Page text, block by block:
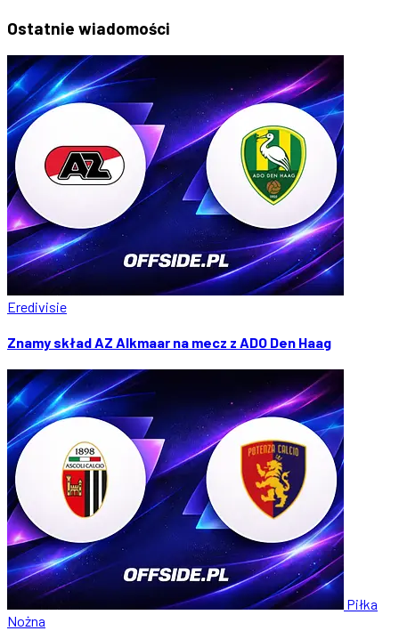
Ostatnie wiadomości
Eredivisie
Znamy skład AZ Alkmaar na mecz z ADO Den Haag
Piłka
Nożna